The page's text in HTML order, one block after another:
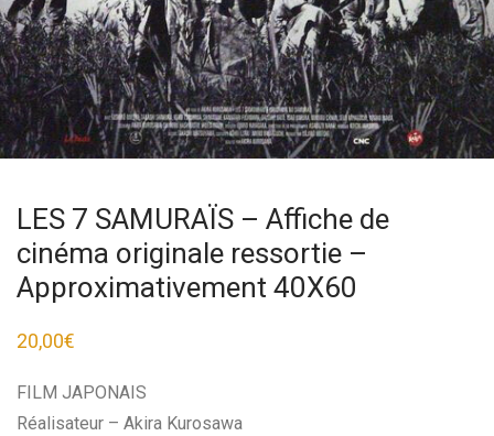
LES 7 SAMURAÏS – Affiche de
cinéma originale ressortie –
Approximativement 40X60
20,00€
FILM JAPONAIS
Réalisateur – Akira Kurosawa